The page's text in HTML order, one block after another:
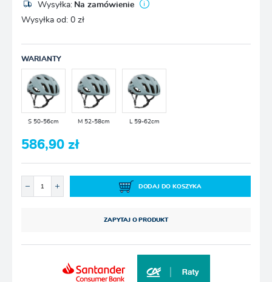
Wysyłka: Na zamówienie
Wysyłka od: 0 zł
WARIANTY
S 50-56cm M 52-58cm L 59-62cm
586,90 zł
DODAJ DO KOSZYKA
ZAPYTAJ O PRODUKT